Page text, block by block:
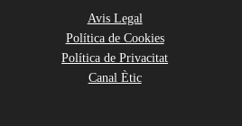
Avis Legal
Política de Cookies
Política de Privacitat
Canal Ètic